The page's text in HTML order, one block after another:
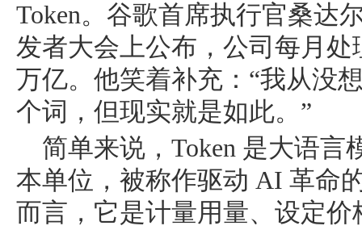
Token。谷歌首席执行官桑达
发者大会上公布，公司每月处
万亿。他笑着补充：“我从没
个词，但现实就是如此。”
简单来说，Token 是大语
本单位，被称作驱动 AI 革命
而言，它是计量用量、设定